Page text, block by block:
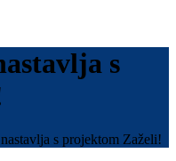
s
s projektom Zaželi!